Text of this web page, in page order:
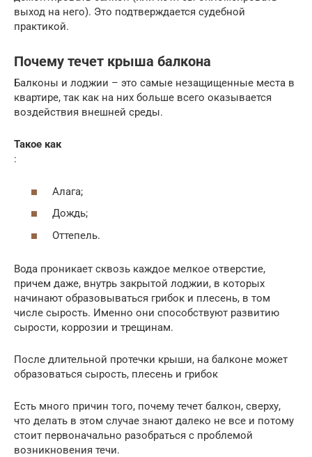
выход на него). Это подтверждается судебной
практикой.
Почему течет крыша балкона
Балконы и лоджии – это самые незащищенные места в
квартире, так как на них больше всего оказывается
воздействия внешней среды.
Такое как
:
Алага;
Дождь;
Оттепель.
Вода проникает сквозь каждое мелкое отверстие,
причем даже, внутрь закрытой лоджии, в которых
начинают образовываться грибок и плесень, в том
числе сырость. Именно они способствуют развитию
сырости, коррозии и трещинам.
После длительной протечки крыши, на балконе может
образоваться сырость, плесень и грибок
Есть много причин того, почему течет балкон, сверху,
что делать в этом случае знают далеко не все и потому
стоит первоначально разобраться с проблемой
возникновения течи.